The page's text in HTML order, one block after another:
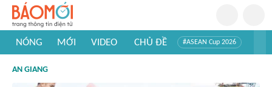
NÓNG MỚI VIDEO CHỦ ĐỀ #ASEAN Cup 2026
#Khám phá thế giới
AN GIANG